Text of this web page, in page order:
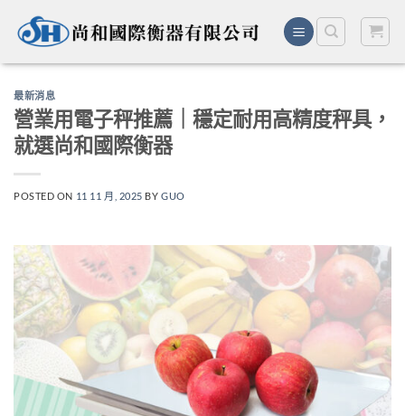
最新消息
營業用電子秤推薦｜穩定耐用高精度秤具，
就選尚和國際衡器
POSTED ON 11 11 月, 2025 BYGUO